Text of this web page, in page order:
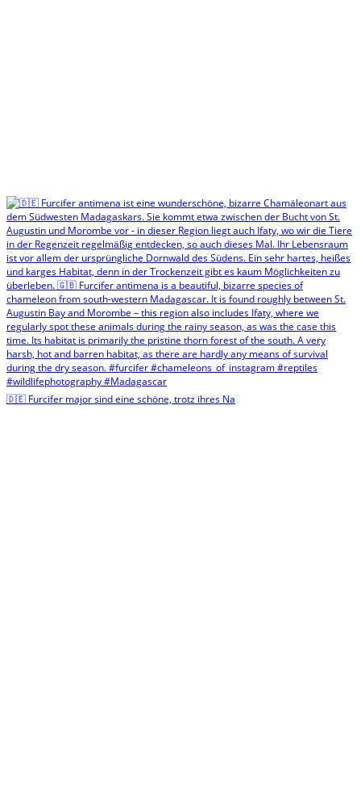
🇩🇪 Furcifer major sind eine schöne, trotz ihres Na